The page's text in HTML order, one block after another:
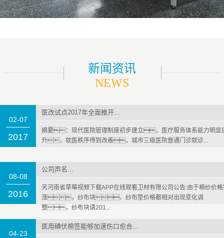
新闻资讯
NEWS
02-07
2017
医改试点2017年全面推开...
摘要：现代医院管理制度初步建立，医疗服务体系能力明显
升，就医秩序得到改善，城市三级医院普通门诊就诊...
08-08
2016
公司声名...
另河南省草莓视频下载APP在线观看卫材有限公司公告:由于棉纱价
涨，纱布块、纱布垫价格都相对出现变化调
整，纱布块请201...
04-23
医用碘伏棉签能够加速伤口愈合...